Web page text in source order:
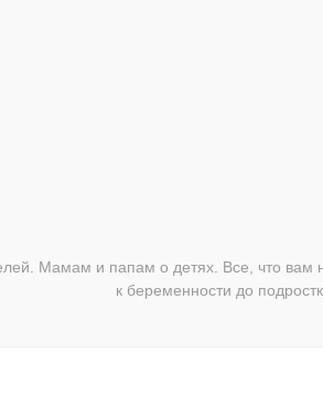
Мамам и папам о детях. Все, что вам
к беременности до